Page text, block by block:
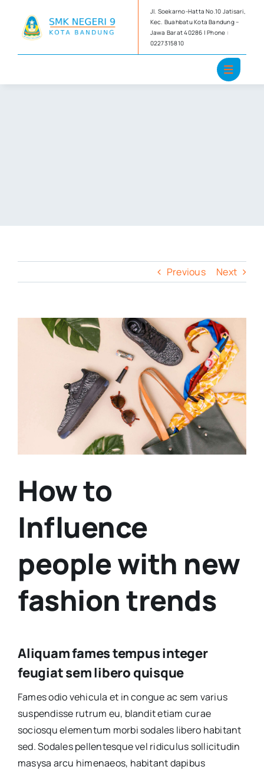
content
Jl. Soekarno-Hatta No.10 Jatisari,
Kec. Buahbatu Kota Bandung –
Jawa Barat 40286 | Phone :
0227315810
Previous Next
How to
Influence
people with new
fashion trends
Aliquam fames tempus integer
feugiat sem libero quisque
Fames odio vehicula et in congue ac sem varius
suspendisse rutrum eu, blandit etiam curae
sociosqu elementum morbi sodales libero habitant
sed. Sodales pellentesque vel ridiculus sollicitudin
masysa arcu himenaeos, habitant dapibus